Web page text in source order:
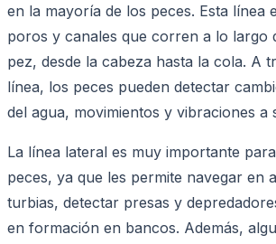
en la mayoría de los peces. Esta línea
poros y canales que corren a lo largo
pez, desde la cabeza hasta la cola. A
línea, los peces pueden detectar
del agua, movimientos y vibraciones a
La línea lateral es muy importante
peces, ya que les permite navegar en
turbias, detectar presas y
en formación en bancos. Además,